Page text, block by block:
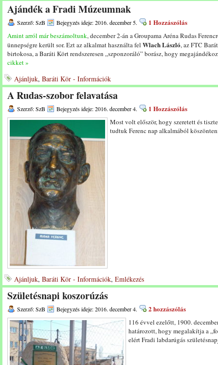
Ajándék a Fradi Múzeumnak
Szerző: SzB Bejegyzés ideje: 2016. december 5. 1 Hozzászólás
Amint arról már beszámoltunk, december 2-án a Groupama Aréna Rudas
ünnepségre került sor. Ezt az alkalmat használta fel Wlach László, az FTC
birtokosa, a Baráti Kört rendszeresen „szponzoráló” borász, hogy
cikket »
Ajánljuk, Baráti Kör - Információk
A Rudas-szobor felavatása
Szerző: SzB Bejegyzés ideje: 2016. december 4. 1 Hozzászólás
Most volt először, hogy szeretett és
tudtuk Ferenc nap alkalmából
Ajánljuk, Baráti Kör - Információk, Emlékezés
Születésnapi koszorúzás
Szerző: SzB Bejegyzés ideje: 2016. december 4. 2 hozzászólás
116 évvel ezelőtt, 1900.
határozott, hogy megalakítja a
elért Fradi labdarúgás